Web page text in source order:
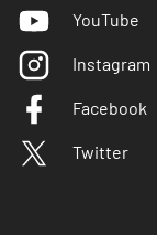
YouTube
Instagram
Facebook
Twitter